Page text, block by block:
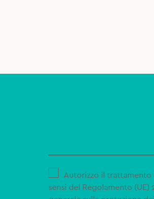
Autorizzo il trattamento
sensi del Regolamento